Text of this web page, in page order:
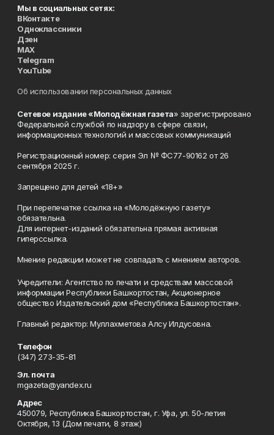
Мы в социальных сетях:
ВКонтакте
Одноклассники
Дзен
MAX
Telegram
YouTube
Об использовании персональных данных
Сетевое издание «Молодёжная газета» зарегистрировано
Федеральной службой по надзору в сфере связи,
информационных технологий и массовых коммуникаций
Регистрационный номер: серия Эл № ФС77-90162 от 26
сентября 2025 г.
Запрещено для детей «18+»
При перепечатке ссылка на «Молодёжную газету»
обязательна.
Для интернет-изданий обязательна прямая активная
гиперссылка.
Мнение редакции может не совпадать с мнением авторов.
Учредители: Агентство по печати и средствам массовой
информации Республики Башкортостан, Акционерное
общество Издательский дом «Республика Башкортостан».
Главный редактор: Муллахметова Алсу Илдусовна.
Телефон
(347) 273-35-81
Эл. почта
mgazeta@yandex.ru
Адрес
450079, Республика Башкортостан, г. Уфа, ул. 50-летия
Октября, 13 (Дом печати, 8 этаж)